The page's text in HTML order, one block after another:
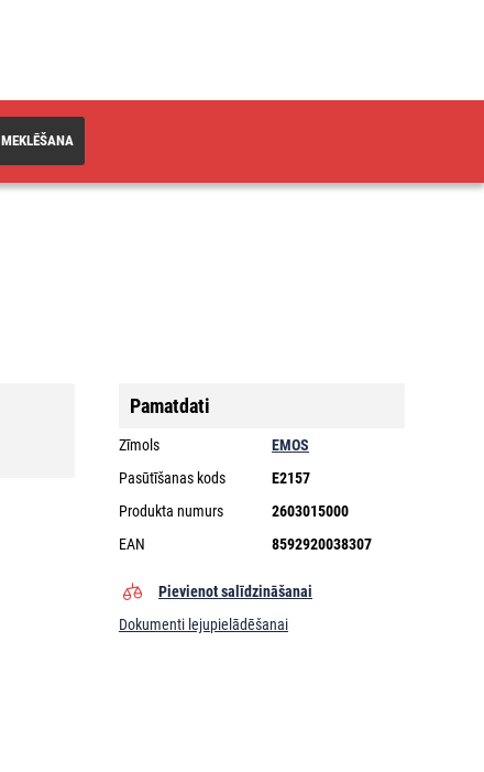
MEKLĒŠANA
Pamatdati
Zīmols
EMOS
Pasūtīšanas kods
E2157
Produkta numurs
2603015000
EAN
8592920038307
Pievienot salīdzināšanai
Dokumenti lejupielādēšanai